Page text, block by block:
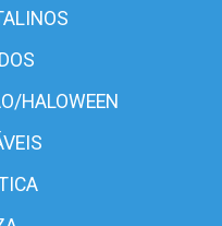
HALOWEEN